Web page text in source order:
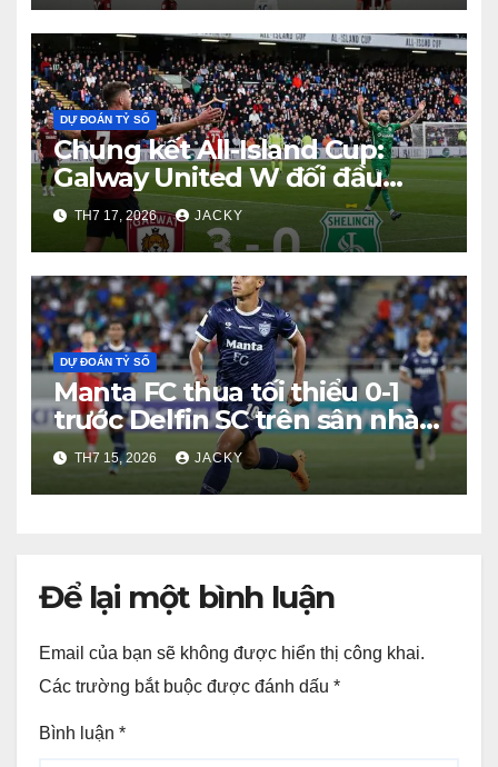
DỰ ĐOÁN TỶ SỐ
Chung kết All-Island Cup:
Galway United W đối đầu
Shelbourne W
TH7 17, 2026 JACKY
DỰ ĐOÁN TỶ SỐ
Manta FC thua tối thiểu 0-1
trước Delfin SC trên sân nhà
Estadio Jocay
TH7 15, 2026 JACKY
Để lại một bình luận
Email của bạn sẽ không được hiển thị công khai.
Các trường bắt buộc được đánh dấu *
Bình luận *